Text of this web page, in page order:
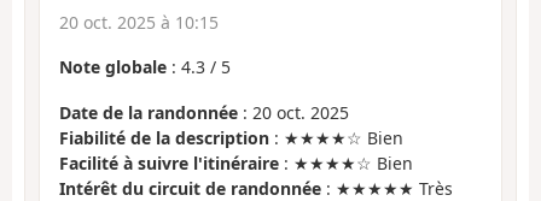
20 oct. 2025 à 10:15
Note globale : 4.3 / 5
Date de la randonnée : 20 oct. 2025
Fiabilité de la description : ★★★★☆ Bien
Facilité à suivre l'itinéraire : ★★★★☆ Bien
Intérêt du circuit de randonnée : ★★★★★ Très